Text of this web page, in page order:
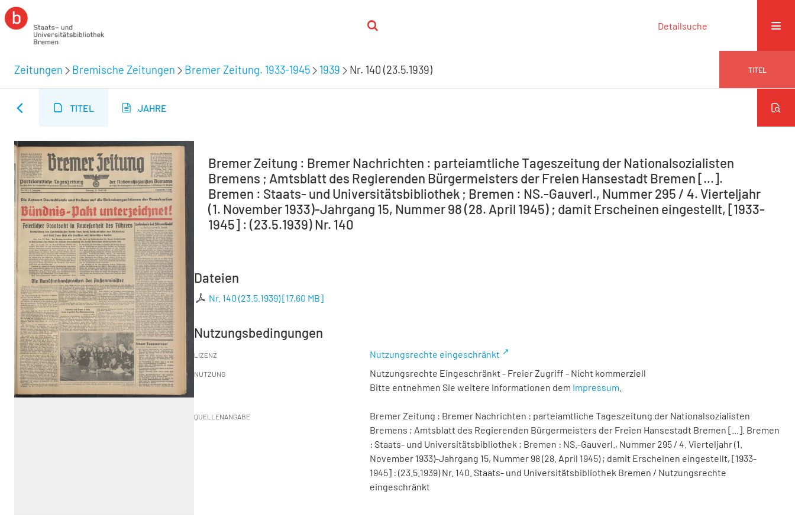
Detailsuche
Zeitungen Bremische Zeitungen Bremer Zeitung. 1933-1945 1939 Nr. 140 (23.5.1939) TITEL
TITEL JAHRE
Bremer Zeitung : Bremer Nachrichten : parteiamtliche Tageszeitung der Nationalsozialisten
Bremens ; Amtsblatt des Regierenden Bürgermeisters der Freien Hansestadt Bremen [...].
Bremen : Staats- und Universitätsbibliothek ; Bremen : NS.-Gauverl., Nummer 295 / 4. Vierteljahr
(1. November 1933)-Jahrgang 15, Nummer 98 (28. April 1945) ; damit Erscheinen eingestellt, [1933-
1945] : (23.5.1939) Nr. 140
Dateien
Nr. 140 (23.5.1939)[17,60 MB]
Nutzungsbedingungen
LIZENZ Nutzungsrechte eingeschränkt
NUTZUNG
Nutzungsrechte Eingeschränkt - Freier Zugriff - Nicht kommerziell
Bitte entnehmen Sie weitere Informationen dem Impressum
QUELLENANGABE
Bremer Zeitung : Bremer Nachrichten : parteiamtliche Tageszeitung der Nationalsozialisten
Bremens ; Amtsblatt des Regierenden Bürgermeisters der Freien Hansestadt Bremen [...]. Bremen
: Staats- und Universitätsbibliothek ; Bremen : NS.-Gauverl., Nummer 295 / 4. Vierteljahr (1.
November 1933)-Jahrgang 15, Nummer 98 (28. April 1945) ; damit Erscheinen eingestellt, [1933-
1945] : (23.5.1939) Nr. 140. Staats- und Universitätsbibliothek Bremen / Nutzungsrechte
eingeschränkt